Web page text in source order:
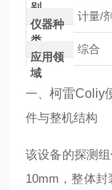
别
仪器种
类
计量/
应用领
域
综合
一、 柯雷Coliy
件与整机结构
该设备的探测
10mm，整体